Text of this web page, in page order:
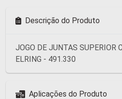
Descrição do Produto
JOGO DE JUNTAS SUPERIOR
ELRING - 491.330
Aplicações do Produto